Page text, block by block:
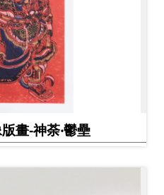
畫-神荼‧鬱壘